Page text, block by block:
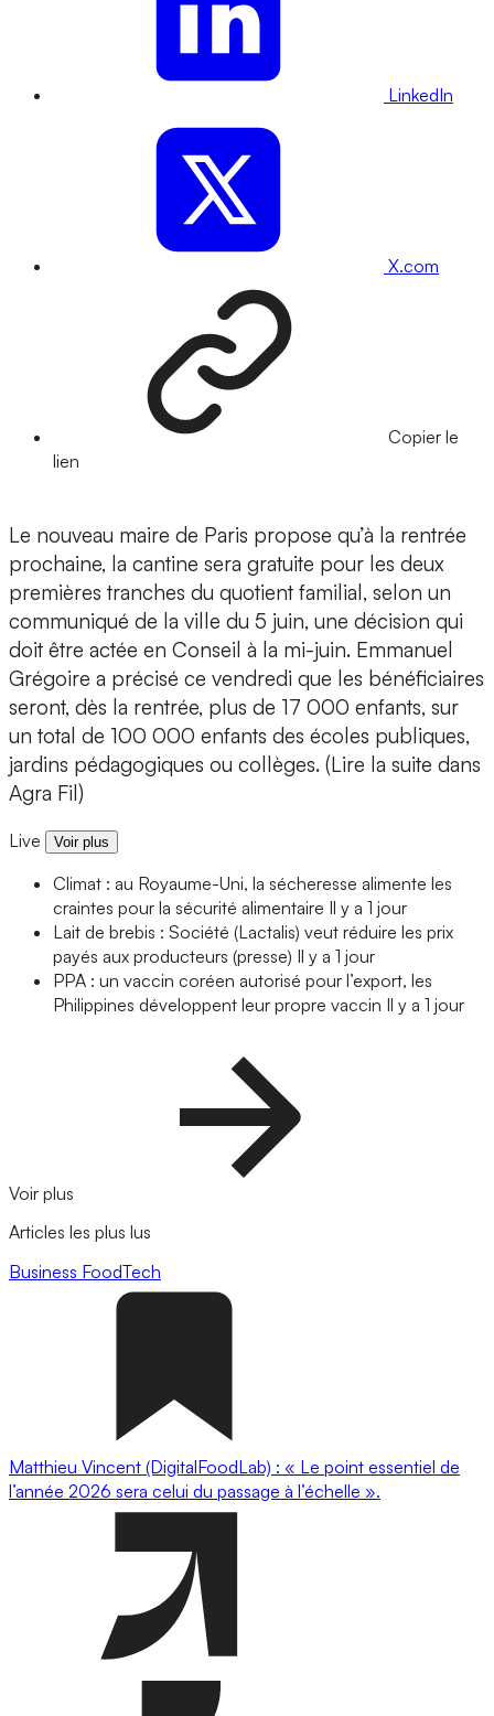
LinkedIn
X.com
Copier le
lien
Le nouveau maire de Paris propose qu’à la rentrée
prochaine, la cantine sera gratuite pour les deux
premières tranches du quotient familial, selon un
communiqué de la ville du 5 juin, une décision qui
doit être actée en Conseil à la mi-juin. Emmanuel
Grégoire a précisé ce vendredi que les bénéficiaires
seront, dès la rentrée, plus de 17 000 enfants, sur
un total de 100 000 enfants des écoles publiques,
jardins pédagogiques ou collèges. (Lire la suite dans
Agra Fil)
Live Voir plus
Climat : au Royaume-Uni, la sécheresse alimente les
craintes pour la sécurité alimentaire Il y a 1 jour
Lait de brebis : Société (Lactalis) veut réduire les prix
payés aux producteurs (presse) Il y a 1 jour
PPA : un vaccin coréen autorisé pour l’export, les
Philippines développent leur propre vaccin Il y a 1 jour
Voir plus
Articles les plus lus
Business FoodTech
Matthieu Vincent (DigitalFoodLab) : « Le point essentiel de
l’année 2026 sera celui du passage à l’échelle ».